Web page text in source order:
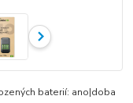
baterií: ano|doba